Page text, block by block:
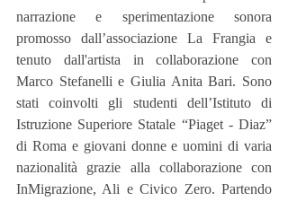
narrazione e sperimentazione sonora
promosso dall’associazione La Frangia e
tenuto dall'artista in collaborazione con
Marco Stefanelli e Giulia Anita Bari. Sono
stati coinvolti gli studenti dell’Istituto di
Istruzione Superiore Statale “Piaget - Diaz”
di Roma e giovani donne e uomini di varia
nazionalità grazie alla collaborazione con
InMigrazione, Ali e Civico Zero. Partendo